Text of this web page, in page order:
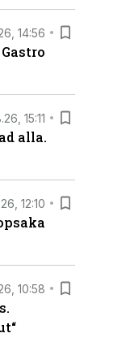
14:56
15:11
alla.
12:10
10:58